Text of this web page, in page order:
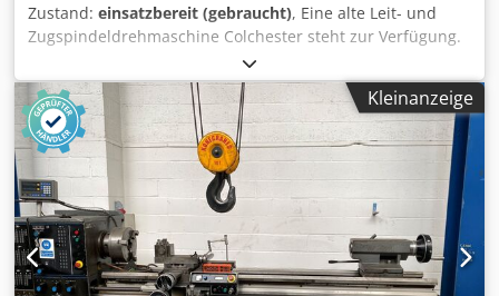
Zustand: einsatzbereit (gebraucht), Eine alte Leit- und
Zugspindeldrehmaschine Colchester steht zur Verfügung.
Spitzenhöhe: 216mm, Umlaufdurchmesser über
Bett/Planschlitten/in der Kröpfung:
432mm/267mm/711mm, Spitzenweite: 2000mm,
Spindelbohrung: 76mm, Drehzahl: 1600U/min, Bettbreite:
343mm. Maschinendimensionen X/Y/Z: ca.
3200mm/1100mm/1400mm, Gewicht: ca. 2500kg. Eine
Besichtigung vor Ort ist möglich. Dedpfxsy E S D Eo Adrokr
Kleinanzeige